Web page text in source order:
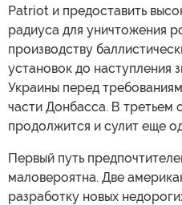
Patriot и предоставить
радиуса для уничтожения
производству
установок до наступления
Украины перед
части Донбасса. В третьем
продолжится и сулит еще
Первый путь
маловероятна. Две
разработку новых